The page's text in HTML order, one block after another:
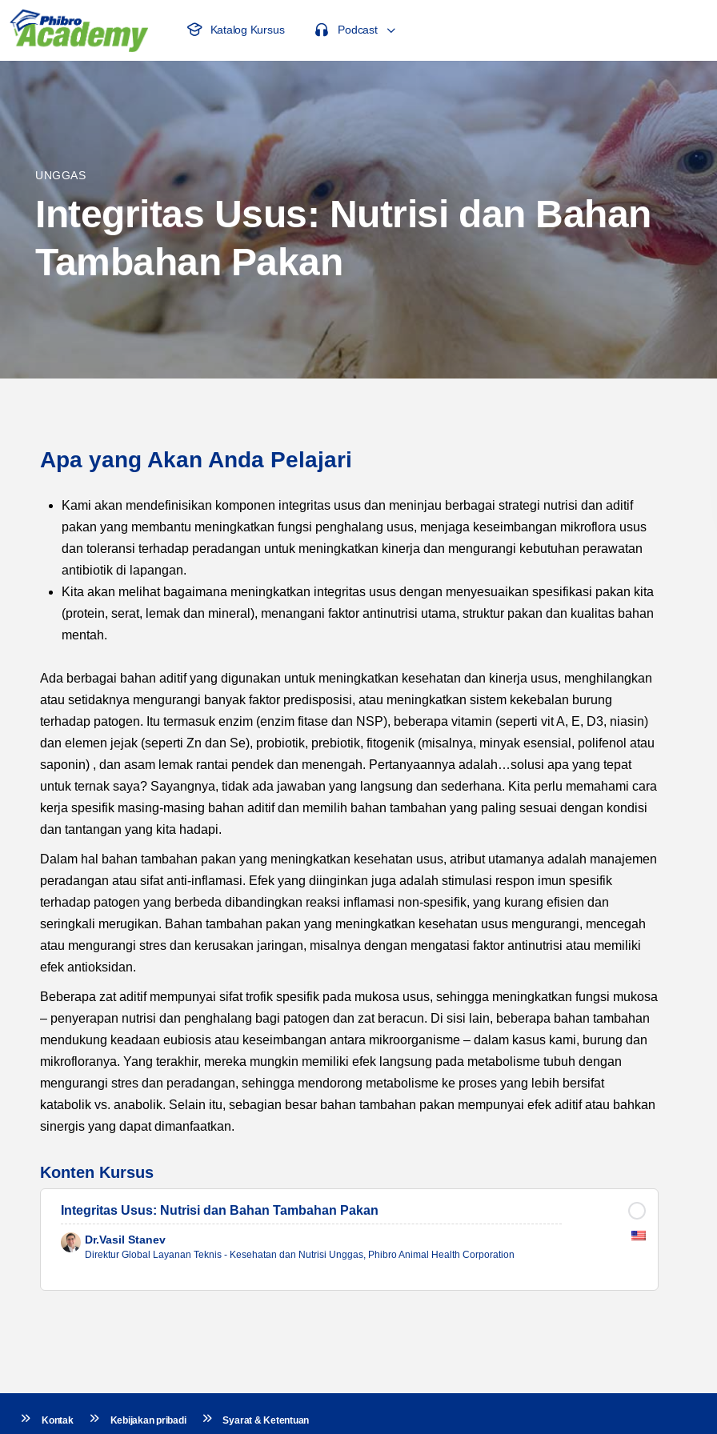
Katalog Kursus Podcast
UNGGAS
Integritas Usus: Nutrisi dan Bahan
Tambahan Pakan
Apa yang Akan Anda Pelajari
Kami akan mendefinisikan komponen integritas usus dan meninjau berbagai strategi nutrisi dan aditif
pakan yang membantu meningkatkan fungsi penghalang usus, menjaga keseimbangan mikroflora usus
dan toleransi terhadap peradangan untuk meningkatkan kinerja dan mengurangi kebutuhan perawatan
antibiotik di lapangan.
Kita akan melihat bagaimana meningkatkan integritas usus dengan menyesuaikan spesifikasi pakan kita
(protein, serat, lemak dan mineral), menangani faktor antinutrisi utama, struktur pakan dan kualitas bahan
mentah.
Ada berbagai bahan aditif yang digunakan untuk meningkatkan kesehatan dan kinerja usus, menghilangkan
atau setidaknya mengurangi banyak faktor predisposisi, atau meningkatkan sistem kekebalan burung
terhadap patogen. Itu termasuk enzim (enzim fitase dan NSP), beberapa vitamin (seperti vit A, E, D3, niasin)
dan elemen jejak (seperti Zn dan Se), probiotik, prebiotik, fitogenik (misalnya, minyak esensial, polifenol atau
saponin) , dan asam lemak rantai pendek dan menengah. Pertanyaannya adalah…solusi apa yang tepat
untuk ternak saya? Sayangnya, tidak ada jawaban yang langsung dan sederhana. Kita perlu memahami cara
kerja spesifik masing-masing bahan aditif dan memilih bahan tambahan yang paling sesuai dengan kondisi
dan tantangan yang kita hadapi.
Dalam hal bahan tambahan pakan yang meningkatkan kesehatan usus, atribut utamanya adalah manajemen
peradangan atau sifat anti-inflamasi. Efek yang diinginkan juga adalah stimulasi respon imun spesifik
terhadap patogen yang berbeda dibandingkan reaksi inflamasi non-spesifik, yang kurang efisien dan
seringkali merugikan. Bahan tambahan pakan yang meningkatkan kesehatan usus mengurangi, mencegah
atau mengurangi stres dan kerusakan jaringan, misalnya dengan mengatasi faktor antinutrisi atau memiliki
efek antioksidan.
Beberapa zat aditif mempunyai sifat trofik spesifik pada mukosa usus, sehingga meningkatkan fungsi mukosa
– penyerapan nutrisi dan penghalang bagi patogen dan zat beracun. Di sisi lain, beberapa bahan tambahan
mendukung keadaan eubiosis atau keseimbangan antara mikroorganisme – dalam kasus kami, burung dan
mikrofloranya. Yang terakhir, mereka mungkin memiliki efek langsung pada metabolisme tubuh dengan
mengurangi stres dan peradangan, sehingga mendorong metabolisme ke proses yang lebih bersifat
katabolik vs. anabolik. Selain itu, sebagian besar bahan tambahan pakan mempunyai efek aditif atau bahkan
sinergis yang dapat dimanfaatkan.
Konten Kursus
Integritas Usus: Nutrisi dan Bahan Tambahan Pakan
Dr.Vasil Stanev
Direktur Global Layanan Teknis - Kesehatan dan Nutrisi Unggas, Phibro Animal Health Corporation
Kontak Kebijakan pribadi Syarat & Ketentuan